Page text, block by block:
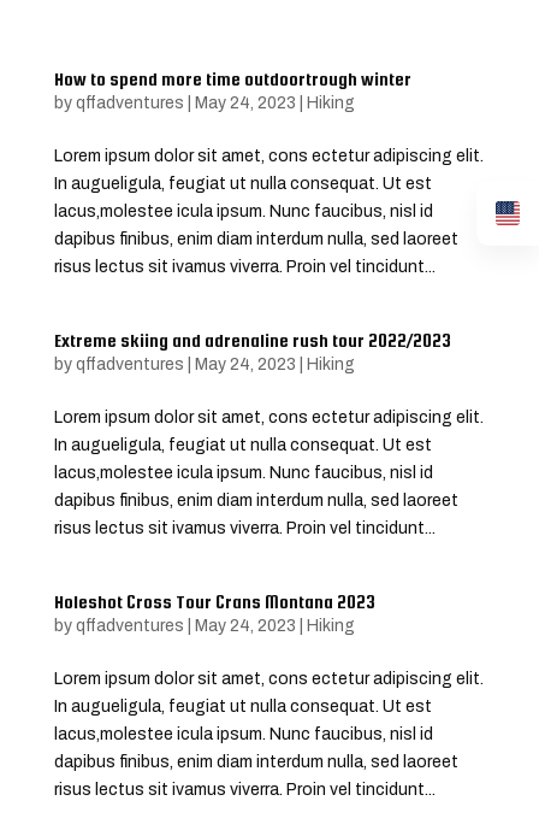
How to spend more time outdoortrough winter
by qffadventures May 24, 2023 Hiking
Lorem ipsum dolor sit amet, cons ectetur adipiscing elit.
In augueligula, feugiat ut nulla consequat. Ut est
lacus,molestee icula ipsum. Nunc faucibus, nisl id
dapibus finibus, enim diam interdum nulla, sed laoreet
risus lectus sit ivamus viverra. Proin vel tincidunt...
Extreme skiing and adrenaline rush tour 2022/2023
by qffadventures May 24, 2023 Hiking
Lorem ipsum dolor sit amet, cons ectetur adipiscing elit.
In augueligula, feugiat ut nulla consequat. Ut est
lacus,molestee icula ipsum. Nunc faucibus, nisl id
dapibus finibus, enim diam interdum nulla, sed laoreet
risus lectus sit ivamus viverra. Proin vel tincidunt...
Holeshot Cross Tour Crans Montana 2023
by qffadventures May 24, 2023 Hiking
Lorem ipsum dolor sit amet, cons ectetur adipiscing elit.
In augueligula, feugiat ut nulla consequat. Ut est
lacus,molestee icula ipsum. Nunc faucibus, nisl id
dapibus finibus, enim diam interdum nulla, sed laoreet
risus lectus sit ivamus viverra. Proin vel tincidunt...